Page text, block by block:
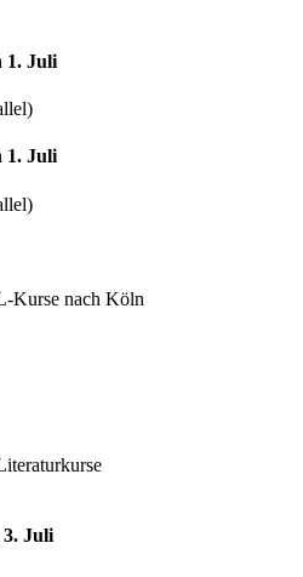
1. Juli
1. Juli
Kurse nach Köln
3. Juli